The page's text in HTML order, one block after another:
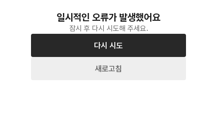
일시적인 오류가 발생했어요
잠시 후 다시 시도해 주세요.
다시 시도
새로고침